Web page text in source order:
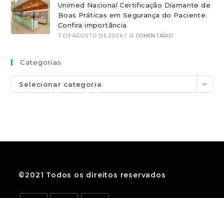
Unimed Nacional Certificação Diamante de
Boas Práticas em Segurança do Paciente.
Confira importância
7 DE AGOSTO DE 2026 / 0 COMENTÁRIO
Categorias
Selecionar categoria
©2021 Todos os direitos reservados